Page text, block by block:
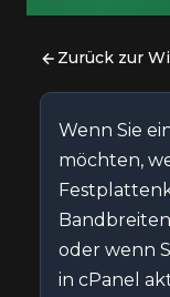
Zurück zur
Wenn Sie
möchten,
oder wenn
in cPanel